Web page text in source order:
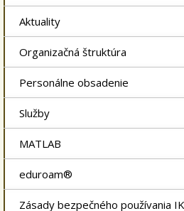
Aktuality
Organizačná štruktúra
Personálne obsadenie
Služby
MATLAB
eduroam®
Zásady bezpečného používania